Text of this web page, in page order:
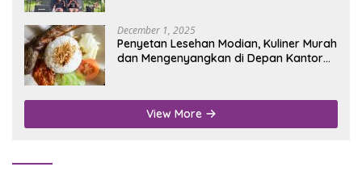
December 1, 2025
Penyetan Lesehan Modian, Kuliner Murah
dan Mengenyangkan di Depan Kantor
View More